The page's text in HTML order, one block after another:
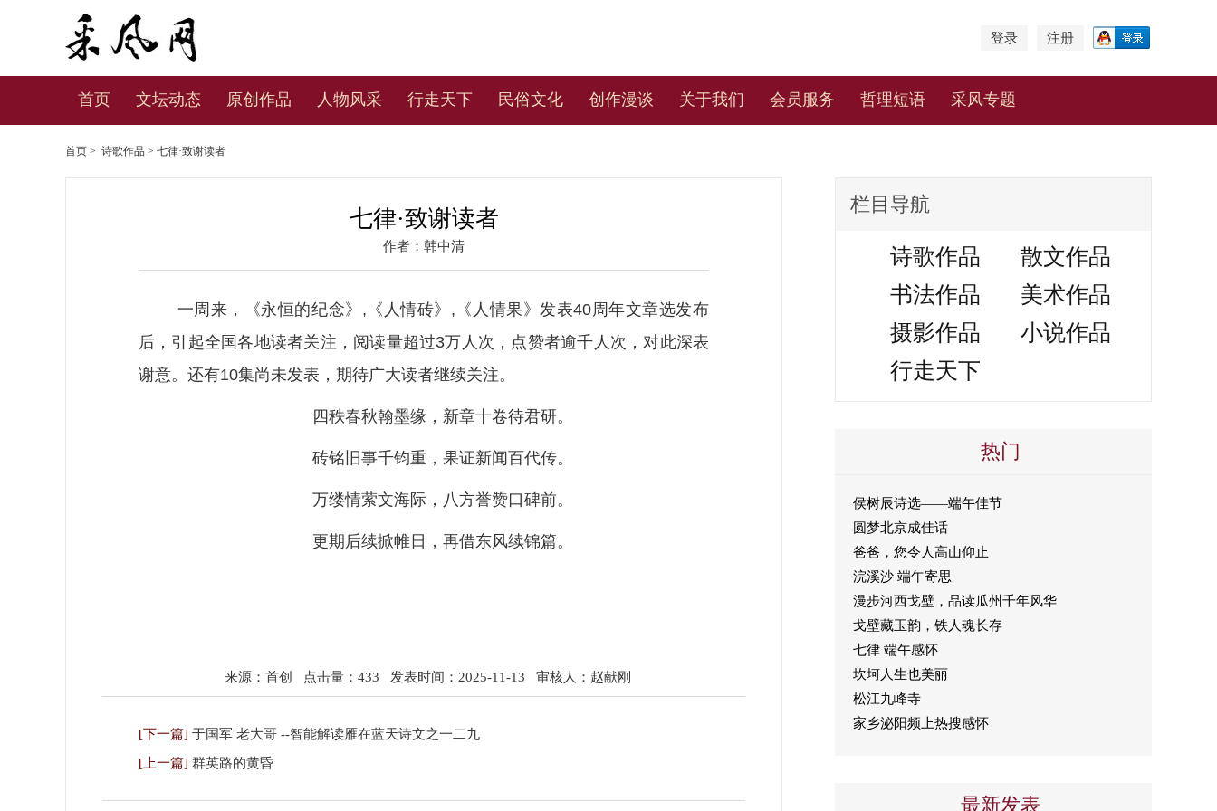
注册
登录
首页 文坛动态 原创作品 人物风采 行走天下 民俗文化 创作漫谈 关于我们 会员服务 哲理短语 采风专题
首页 > 诗歌作品 > 七律·致谢读者
七律·致谢读者
作者：韩中清
一周来，《永恒的纪念》, 《人情砖》, 《人情果》发表40周年文章选发布
后，引起全国各地读者关注，阅读量超过3万人次，点赞者逾千人次，对此深表
谢意。还有10集尚未发表，期待广大读者继续关注。
四秩春秋翰墨缘，新章十卷待君研。
砖铭旧事千钧重，果证新闻百代传。
万缕情萦文海际，八方誉赞口碑前。
更期后续掀帷日，再借东风续锦篇。
来源：首创 点击量：433 发表时间：2025-11-13 审核人：赵献刚
[下一篇] 于国军 老大哥 --智能解读雁在蓝天诗文之一二九
[上一篇] 群英路的黄昏
栏目导航
诗歌作品
散文作品
书法作品
美术作品
摄影作品
小说作品
行走天下
热门
侯树辰诗选——端午佳节
圆梦北京成佳话
爸爸，您令人高山仰止
浣溪沙 端午寄思
漫步河西戈壁，品读瓜州千年风华
戈壁藏玉韵，铁人魂长存
七律 端午感怀
坎坷人生也美丽
松江九峰寺
家乡泌阳频上热搜感怀
最新发表